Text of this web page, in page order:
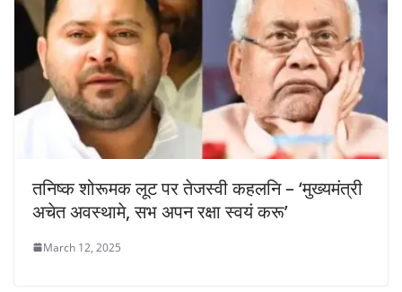
तनिष्क शोरूमक लूट पर तेजस्वी कहलनि – ‘मुख्यमंत्री
अचेत अवस्थामे, सभ अपन रक्षा स्वयं करू’
March 12, 2025